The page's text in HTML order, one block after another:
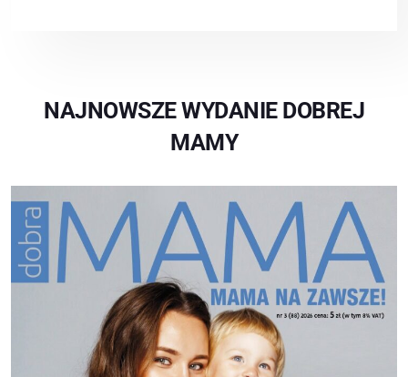
NAJNOWSZE WYDANIE DOBREJ
MAMY